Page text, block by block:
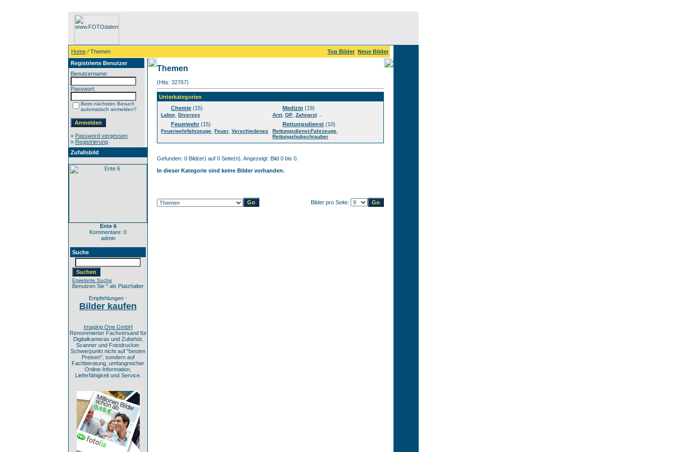
Home / Themen Top Bilder Neue Bilder
Registrierte Benutzer
Benutzername:
Passwort:
Beim nächsten Besuch
automatisch anmelden?
» Password vergessen
» Registrierung
Zufallsbild
Ente 6
Kommentare: 0
admin
Suche
Erweiterte Suche
Benutzen Sie * als Platzhalter
Empfehlungen *
Bilder kaufen
Imaging One GmbH
Renommierter Fachversand für
Digitalkameras und Zubehör,
Scanner und Fotodrucker.
Schwerpunkt nicht auf "besten
Preisen", sondern auf
Fachberatung, umfangreicher
Online-Information,
Lieferfähigkeit und Service.
Themen
(Hits: 32767)
Unterkategorien
Chemie (15)
Labor Diverses
Feuerwehr(15)
Feuerwehrfahrzeuge Feuer Verschiedenes
Medizin (19)
Arzt, OP Zahnarzt...
Rettungsdienst (10)
Rettungsdienst-Fahrzeuge
Rettungshubschrauber
Gefunden: 0 Bild(er) auf 0 Seite(n). Angezeigt: Bild 0 bis 0.
In dieser Kategorie sind keine Bilder vorhanden.
Bilder pro Seite: